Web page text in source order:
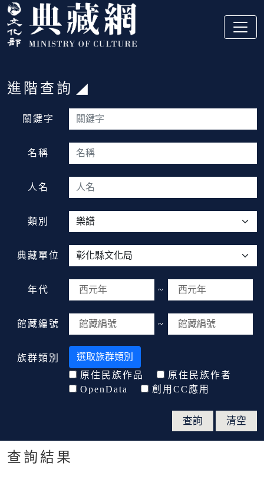
跳到主要內容
:::
:::
進階查詢
關鍵字
名稱
人名
類別
典藏單位
年代 ~
館藏編號 ~
族群類別
選取族群類別
原住民族作品
原住民族作者
OpenData
創用CC應用
查詢結果